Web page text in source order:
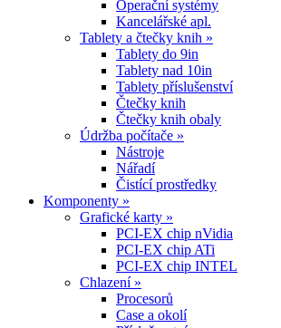
Operační systémy
Kancelářské apl.
Tablety a čtečky knih »
Tablety do 9in
Tablety nad 10in
Tablety příslušenství
Čtečky knih
Čtečky knih obaly
Údržba počítače »
Nástroje
Nářadí
Čistící prostředky
Komponenty »
Grafické karty »
PCI-EX chip nVidia
PCI-EX chip ATi
PCI-EX chip INTEL
Chlazení »
Procesorů
Case a okolí